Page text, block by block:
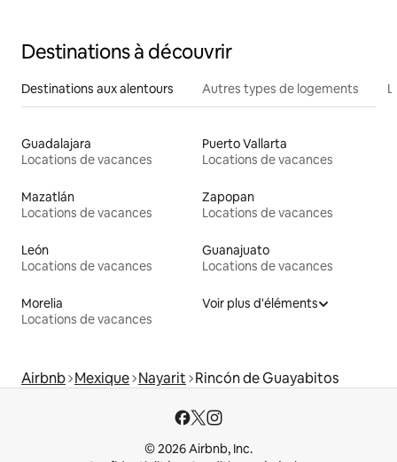
Destinations à découvrir
Destinations aux alentours Autres types de logements
Guadalajara
Locations de vacances
Puerto Vallarta
Locations de vacances
Mazatlán
Locations de vacances
Zapopan
Locations de vacances
León
Locations de vacances
Guanajuato
Locations de vacances
Morelia
Locations de vacances
Voir plus d'éléments
Airbnb Mexique Nayarit Rincón de Guayabitos
© 2026 Airbnb, Inc.